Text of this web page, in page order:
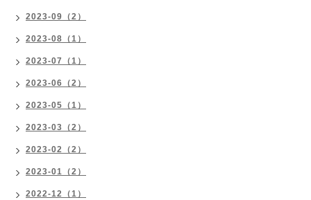
2023-09（2）
2023-08（1）
2023-07（1）
2023-06（2）
2023-05（1）
2023-03（2）
2023-02（2）
2023-01（2）
2022-12（1）